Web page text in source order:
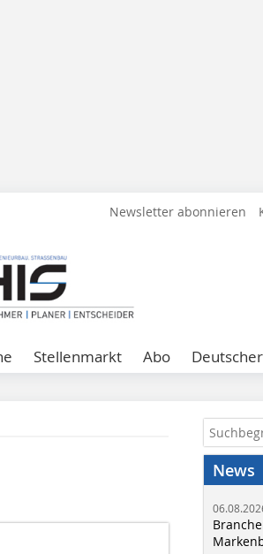
Newsletter abonnieren
Stellenmarkt Abo
News